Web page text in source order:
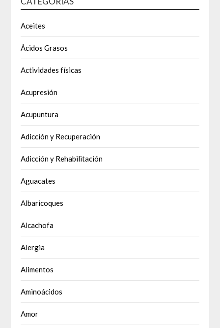
Aceites
Ácidos Grasos
Actividades físicas
Acupresión
Acupuntura
Adicción y Recuperación
Adicción y Rehabilitación
Aguacates
Albaricoques
Alcachofa
Alergia
Alimentos
Aminoácidos
Amor